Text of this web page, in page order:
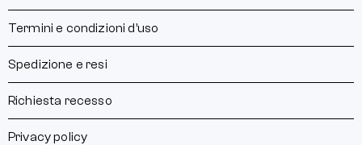
Termini e condizioni d’uso
Spedizione e resi
Richiesta recesso
Privacy policy